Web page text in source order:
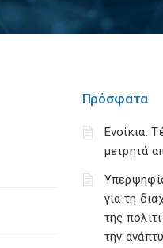
Πρόσφατα
Ενοίκια:
μετρητά
για τη
της
την